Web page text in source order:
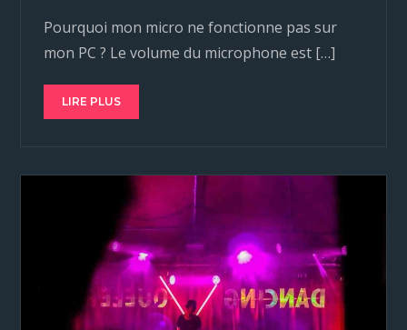
Pourquoi mon micro ne fonctionne pas sur
mon PC ? Le volume du microphone est […]
LIRE PLUS